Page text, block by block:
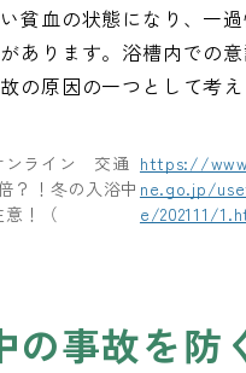
貧血の状態になり、一
あります。浴槽内での
の原因の一つとして考え
ンライン 交通
？！冬の入浴中
！（
https://
ne.go.jp/
e/202111/
の事故を防